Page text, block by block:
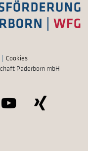
Cookies
Paderborn mbH